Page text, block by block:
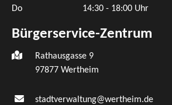
Do
14:30 - 18:00 Uhr
Bürgerservice-Zentrum
Rathausgasse 9
97877 Wertheim
stadtverwaltung@wertheim.de